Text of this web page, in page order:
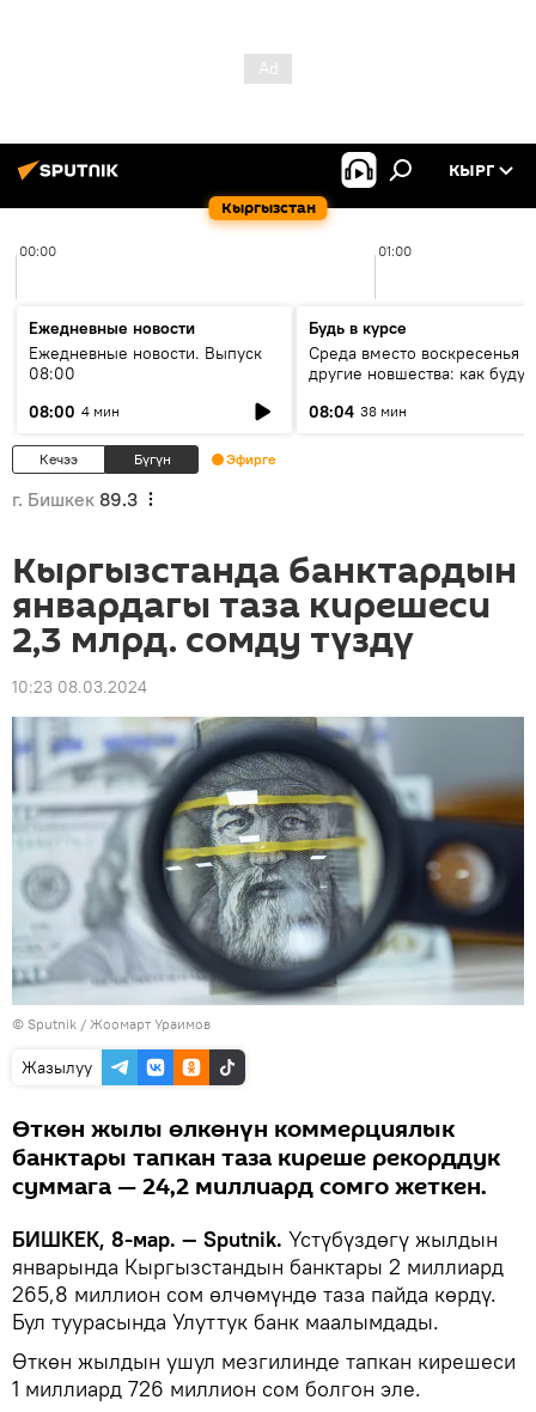
Кыргызстан
КЫРГ
00:00 01:00
Ежедневные новости
Ежедневные новости. Выпуск
08:00
08:00 4 мин
Будь в курсе
Среда вместо воскресенья и
другие новшества: как будут
08:04 38 мин
Кечээ Бүгүн Эфирге
г. Бишкек 89.3
Кыргызстанда банктардын
январдагы таза кирешеси
2,3 млрд. сомду түздү
10:23 08.03.2024
© Sputnik / Жоомарт Ураимов
Жазылуу
Өткөн жылы өлкөнүн коммерциялык
банктары тапкан таза киреше рекорддук
суммага — 24,2 миллиард сомго жеткен.
БИШКЕК, 8-мар. — Sputnik. Үстүбүздөгү жылдын
январында Кыргызстандын банктары 2 миллиард
265,8 миллион сом өлчөмүндө таза пайда көрдү.
Бул туурасында Улуттук банк маалымдады.
Өткөн жылдын ушул мезгилинде тапкан кирешеси
1 миллиард 726 миллион сом болгон эле.